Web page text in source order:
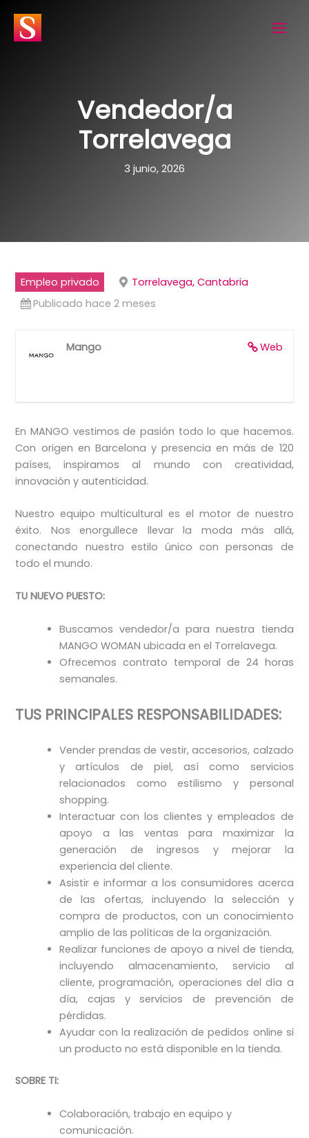
contenido
Vendedor/a
Torrelavega
3 junio, 2026
Empleo privado
Torrelavega, Cantabria
Publicado hace 2 meses
Web
Mango
En MANGO vestimos de pasión todo lo que hacemos.
Con origen en Barcelona y presencia en más de 120
países, inspiramos al mundo con creatividad,
innovación y autenticidad.
Nuestro equipo multicultural es el motor de nuestro
éxito. Nos enorgullece llevar la moda más allá,
conectando nuestro estilo único con personas de
todo el mundo.
TU NUEVO PUESTO:
Buscamos vendedor/a para nuestra tienda
MANGO WOMAN ubicada en el Torrelavega.
Ofrecemos contrato temporal de 24 horas
semanales.
TUS PRINCIPALES RESPONSABILIDADES:
Vender prendas de vestir, accesorios, calzado
y artículos de piel, así como servicios
relacionados como estilismo y personal
shopping.
Interactuar con los clientes y empleados de
apoyo a las ventas para maximizar la
generación de ingresos y mejorar la
experiencia del cliente.
Asistir e informar a los consumidores acerca
de las ofertas, incluyendo la selección y
compra de productos, con un conocimiento
amplio de las políticas de la organización.
Realizar funciones de apoyo a nivel de tienda,
incluyendo almacenamiento, servicio al
cliente, programación, operaciones del día a
día, cajas y servicios de prevención de
pérdidas.
Ayudar con la realización de pedidos online si
un producto no está disponible en la tienda.
SOBRE TI:
Colaboración, trabajo en equipo y
comunicación.